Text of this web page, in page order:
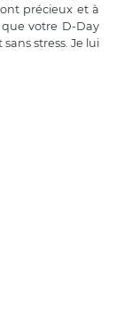
précieux et à
votre D-Day
stress. Je lui